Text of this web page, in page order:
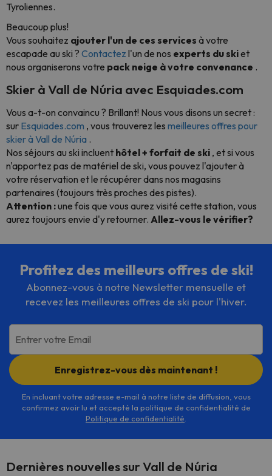
Tyroliennes.
Beaucoup plus!
Vous souhaitez ajouter l'un de ces services à votre
escapade au ski ? Contactez l'un de nos experts du skiet
nous organiserons votre pack neige à votre convenance .
Skier à Vall de Núria avec Esquiades.com
Vous a-t-on convaincu ? Brillant! Nous vous disons un secret :
sur Esquiades.com , vous trouverez les meilleures offres pour
skier à Vall de Núria .
Nos séjours au ski incluent hôtel + forfait de ski , et si vous
n'apportez pas de matériel de ski, vous pouvez l'ajouter à
votre réservation et le récupérer dans nos magasins
partenaires (toujours très proches des pistes).
Attention :une fois que vous aurez visité cette station, vous
aurez toujours envie d'y retourner. Allez-vous le vérifier?
Profitez des meilleurs offres de ski!
Abonnez-vous à notre Newsletter mensuelle et
recevez les meilleures offres de ski pour l'hiver.
Entrer votre Email
Enregistrez-vous dès maintenant !
En incluant votre adresse e-mail à notre liste de diffusion, vous
confirmez avoir lu et accepté la politique de confidentialité de
Politique de confidentialité
Dernières nouvelles sur Vall de Núria